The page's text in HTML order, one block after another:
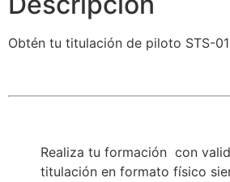
Obtén tu titulación de piloto STS-
Realiza tu formación con
titulación en formato físico